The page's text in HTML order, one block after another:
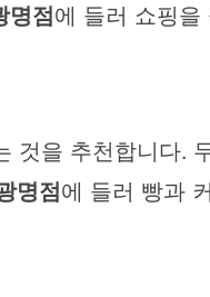
명점에 들러 쇼핑을
것을 추천합니다.
명점에 들러 빵과